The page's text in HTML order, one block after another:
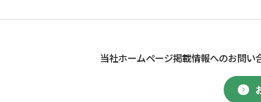
当社ホームページ掲載情報へのお問い